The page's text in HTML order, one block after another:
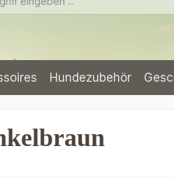
Hundezubehör